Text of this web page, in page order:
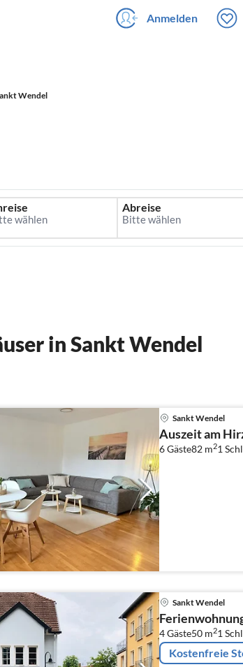
Anmelden
Wendel
Abreise
in Sankt Wendel
Sankt Wendel
Auszeit am
6 Gäste82 m21
Sankt Wendel
4 Gäste50 m21
Kostenfreie